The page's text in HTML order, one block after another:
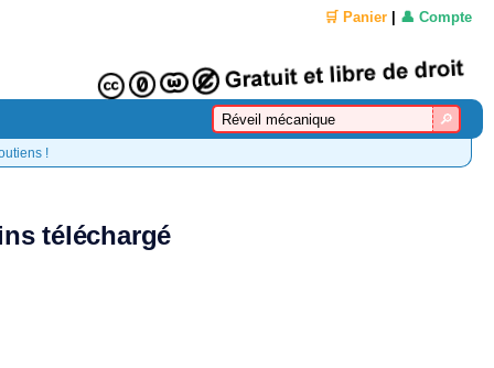
🛒 Panier 👤 Compte
!
téléchargé